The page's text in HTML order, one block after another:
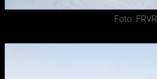
Foto: FRVR